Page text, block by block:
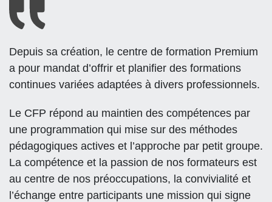
Depuis sa création, le centre de formation Premium
a pour mandat d’offrir et planifier des formations
continues variées adaptées à divers professionnels.
Le CFP répond au maintien des compétences par
une programmation qui mise sur des méthodes
pédagogiques actives et l’approche par petit groupe.
La compétence et la passion de nos formateurs est
au centre de nos préoccupations, la convivialité et
l’échange entre participants une mission qui signe